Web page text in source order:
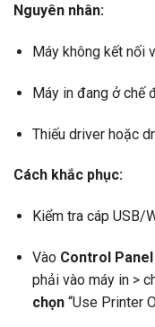
Nguyên nhân:
Máy không kết nối
Máy in đang ở chế
Thiếu driver hoặc
Cách khắc phục:
Kiểm tra cáp USB/
Vào Control
phải vào máy in >
chọn“Use Printer